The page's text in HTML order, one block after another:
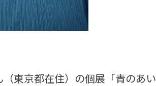
東京都在住）の個展「青のあい